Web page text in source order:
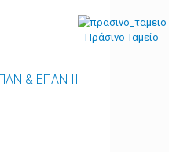
Πράσινο Ταμείο
& ΕΠΑΝ ΙΙ